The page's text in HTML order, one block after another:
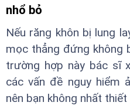
nhổ bỏ
Nếu răng khôn bị lung
mọc thẳng đứng không
trường hợp này bác sĩ
các vấn đề nguy hiểm
nên bạn không nhất thiết